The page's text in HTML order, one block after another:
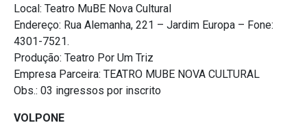
Local: Teatro MuBE Nova Cultural
Endereço: Rua Alemanha, 221 – Jardim Europa – Fone:
4301-7521.
Produção: Teatro Por Um Triz
Empresa Parceira: TEATRO MUBE NOVA CULTURAL
Obs.: 03 ingressos por inscrito
VOLPONE